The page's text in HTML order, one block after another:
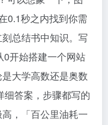
0.1秒之内找到你需
总结书中知识。写
0开始搭建一个网站
大学高数还是奥数
细答案，步骤都写的
，「百公里油耗一